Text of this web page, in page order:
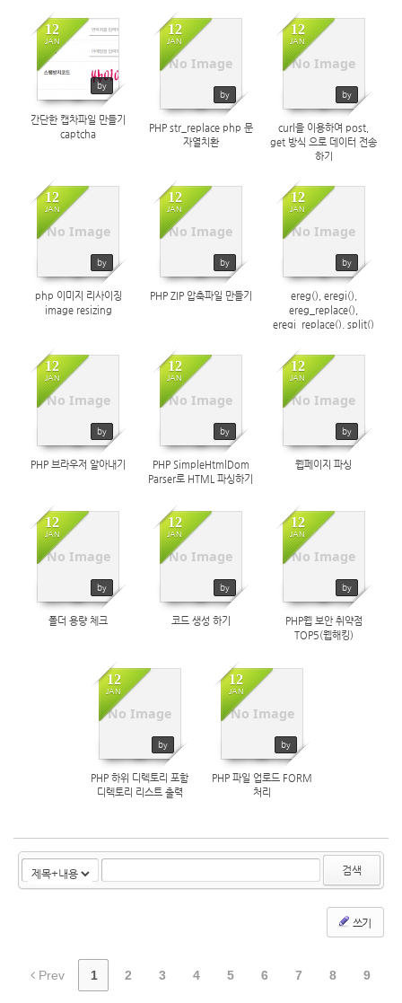
12
JAN
by
2004
간단한 캡차파일 만들기
captcha
No Image
12
JAN
by
PHP str_replace php 문
자열치환
No Image
12
JAN
by
curl을 이용하여 post,
get 방식 으로 데이터 전송
하기
No Image
12
JAN
by
php 이미지 리사이징
image resizing
No Image
12
JAN
by
PHP ZIP 압축파일 만들기
No Image
12
JAN
by
ereg(), eregi(),
ereg_replace(),
eregi_replace(), split()
No Image
12
JAN
by
PHP 브라우저 알아내기
No Image
12
JAN
by
PHP SimpleHtmlDom
Parser로 HTML 파싱하기
No Image
12
JAN
by
웹페이지 파싱
No Image
12
JAN
by
폴더 용량 체크
No Image
12
JAN
by
코드 생성 하기
No Image
12
JAN
by
PHP웹 보안 취약점
TOP5(웹해킹)
No Image
12
JAN
by
PHP 하위 디렉토리 포함
디렉토리 리스트 출력
No Image
12
JAN
by
PHP 파일 업로드 FORM
처리
검색
쓰기
Prev 1 2 3 4 5 6 7 8 9